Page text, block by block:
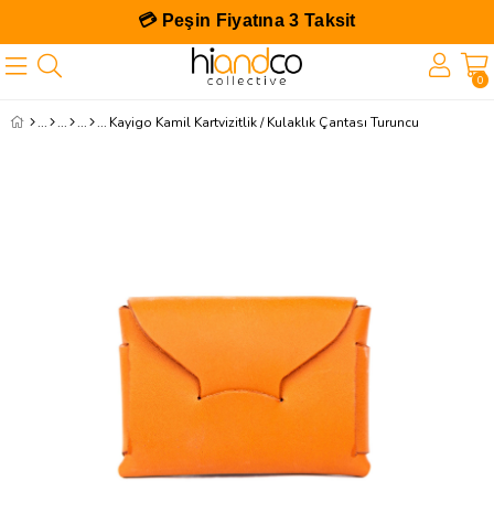
💳 Peşin Fiyatına 3 Taksit
0
Kayigo Kamil Kartvizitlik / Kulaklık Çantası Turuncu